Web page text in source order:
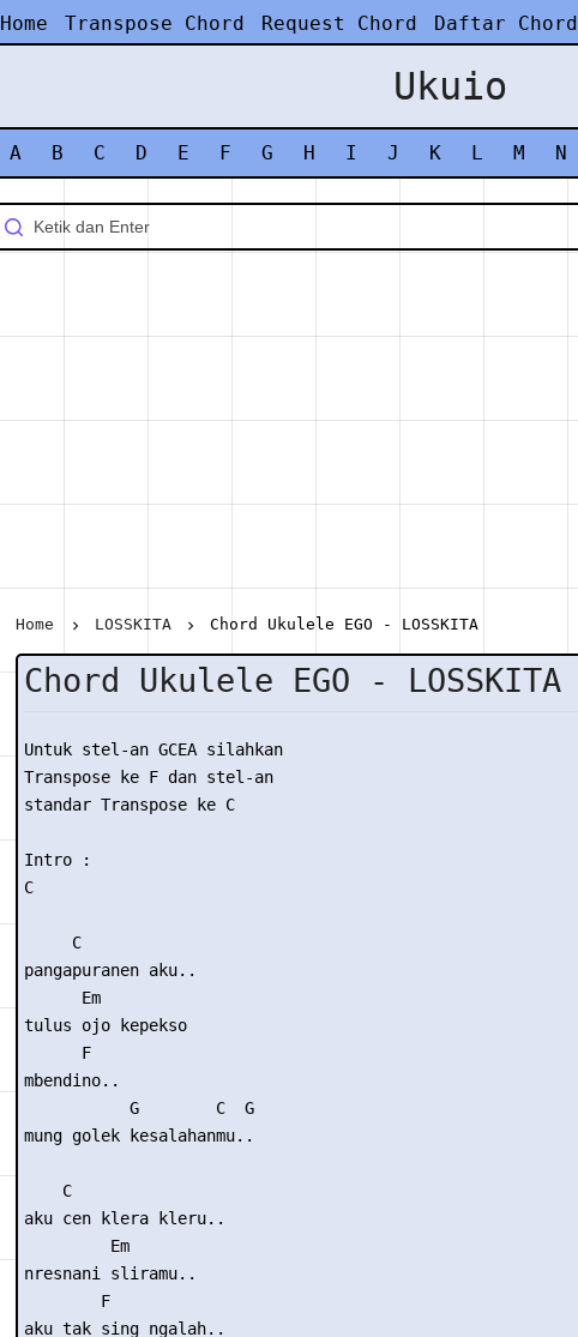
Home Transpose Chord Request Chord Daftar Chord
Ukuio
A B C D E F G H I J K L M N
Home LOSSKITA Chord Ukulele EGO - LOSSKITA
Chord Ukulele EGO - LOSSKITA
Untuk stel-an GCEA silahkan
Transpose ke F dan stel-an
standar Transpose ke C
Intro :
C
     C
pangapuranen aku..
      Em
tulus ojo kepekso
      F
mbendino..
           G        C  G
mung golek kesalahanmu..
    C
aku cen klera kleru..
         Em
nresnani sliramu..
        F
aku tak sing ngalah..